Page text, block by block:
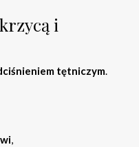
i
tętniczym.
,